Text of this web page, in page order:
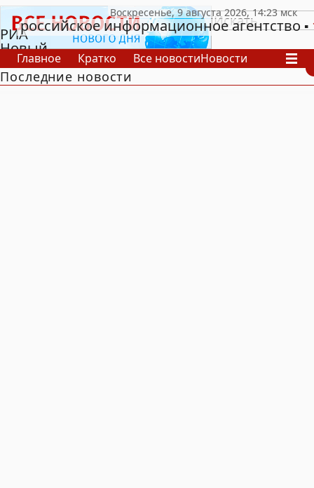
РИА
Новый
День
российское информационное агентство
Главное Кратко Все новостиНовости
В России
В мире
Последние новости